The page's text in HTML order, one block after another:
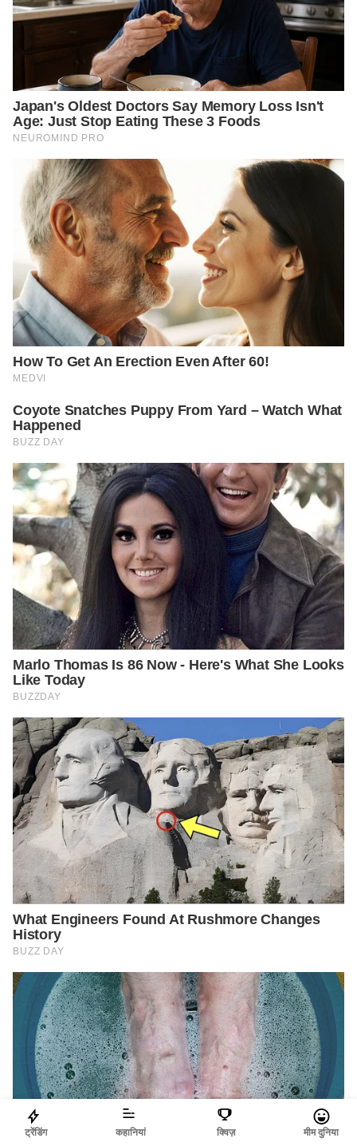
ट्रेंडिंग कहानियां क्विज़ मीम दुनिया